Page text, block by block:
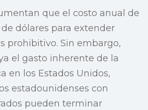
que el costo anual de
dólares para extender
prohibitivo. Sin embargo,
el gasto inherente de la
en los Estados Unidos,
estadounidenses con
pueden terminar